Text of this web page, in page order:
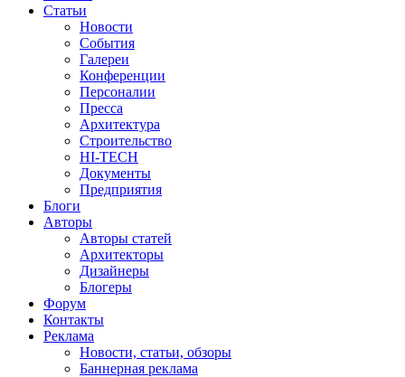
Статьи
Новости
События
Галереи
Конференции
Персоналии
Пресса
Архитектура
Строительство
HI-TECH
Документы
Предприятия
Блоги
Авторы
Авторы статей
Архитекторы
Дизайнеры
Блогеры
Форум
Контакты
Реклама
Новости, статьи, обзоры
Баннерная реклама